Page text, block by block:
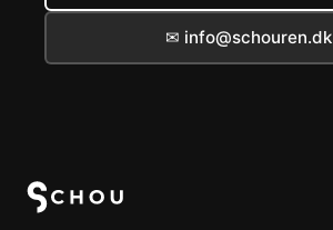
✉ info@schouren.dk